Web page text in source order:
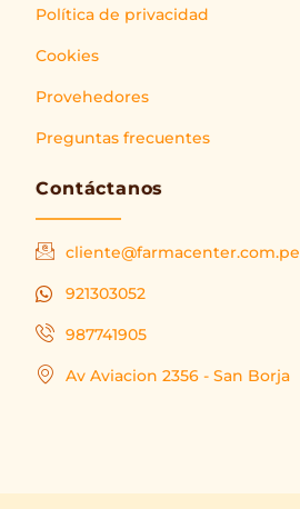
Política de privacidad
Cookies
Provehedores
Preguntas frecuentes
Contáctanos
cliente@farmacenter.com.pe
921303052
987741905
Av Aviacion 2356 - San Borja